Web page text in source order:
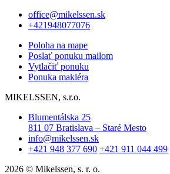
office@mikelssen.sk
+421948077076
Poloha na mape
Poslať ponuku mailom
Vytlačiť ponuku
Ponuka makléra
MIKELSSEN, s.r.o.
Blumentálska 25
811 07 Bratislava – Staré Mesto
info@mikelssen.sk
+421 948 377 690 +421 911 044 499
2026 © Mikelssen, s. r. o.